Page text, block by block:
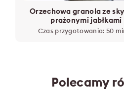
Orzechowa granola ze
prażonymi jabłkami
Czas przygotowania: 50
Polecamy